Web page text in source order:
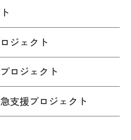
ジェクト
ロジェクト
支援プロジェクト